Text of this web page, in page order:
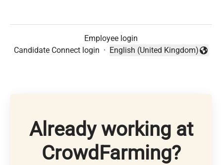
Employee login
Candidate Connect login ·
Change language
English (United Kingdom)
Already working at
CrowdFarming?